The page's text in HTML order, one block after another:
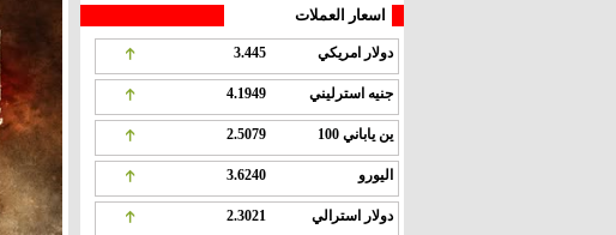
اسعار العملات
دولار امريكي 3.445
جنيه استرليني 4.1949
ين ياباني 100 2.5079
اليورو 3.6240
دولار استرالي 2.3021